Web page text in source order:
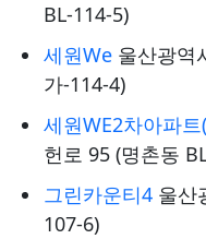
BL-114-5)
세원We 울산광역
가-114-4)
세원WE2차아파
헌로 95 (명촌동
그린카운티4 울산
107-6)